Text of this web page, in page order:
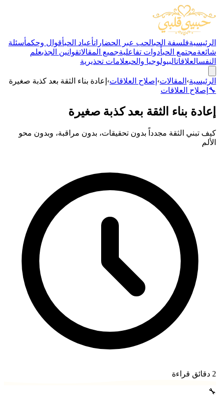
الرئيسيةفلسفة الحبالحب عبر الحضاراتأعياد الحبأقوال وحكمأسئلة
شائعةمجتمع الحبأدوات تفاعليةجميع المقالاتقوانين الجذبعلم
النفسالعلاقاتالبيولوجيا والحبعلامات تحذيرية
الرئيسية› المقالات› إصلاح العلاقات› إعادة بناء الثقة بعد كذبة صغيرة
🔧 إصلاح العلاقات
إعادة بناء الثقة بعد كذبة صغيرة
كيف تبني الثقة مجدداً بدون تحقيقات، بدون مراقبة، وبدون محو
الألم
2 دقائق قراءة
🔧